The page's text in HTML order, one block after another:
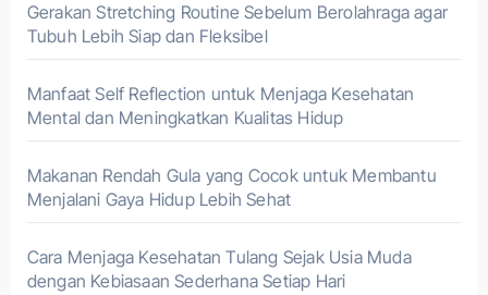
Gerakan Stretching Routine Sebelum Berolahraga agar
Tubuh Lebih Siap dan Fleksibel
Manfaat Self Reflection untuk Menjaga Kesehatan
Mental dan Meningkatkan Kualitas Hidup
Makanan Rendah Gula yang Cocok untuk Membantu
Menjalani Gaya Hidup Lebih Sehat
Cara Menjaga Kesehatan Tulang Sejak Usia Muda
dengan Kebiasaan Sederhana Setiap Hari